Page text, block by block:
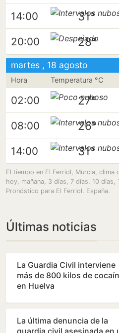
14:00 31°
20:00 28°
martes , 18 agosto
Hora Temperatura °C
02:00 27°
08:00 26°
14:00 31°
El tiempo en El Ferriol, Murcia, clima
hoy, mañana, 3 días, 7 días, 10 días,
Pronóstico para El Ferriol. España.
Últimas noticias
La Guardia Civil interviene
más de 800 kilos de
en Huelva
La última denuncia de la
guardia civil asesinada en